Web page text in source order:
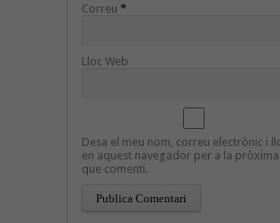
Correu *
Lloc Web
Desa el meu nom, correu electrònic i
en aquest navegador per a la
que comenti.